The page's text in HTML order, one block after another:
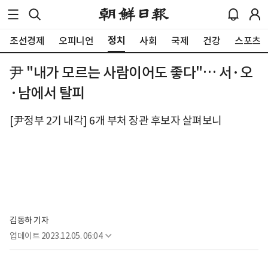
조선경제 오피니언 정치 사회 국제 건강 스포츠
尹 "내가 모르는 사람이어도 좋다"… 서·오
·남에서 탈피
[尹정부 2기 내각] 6개 부처 장관 후보자 살펴보니
김동하 기자
업데이트 2023.12.05. 06:04